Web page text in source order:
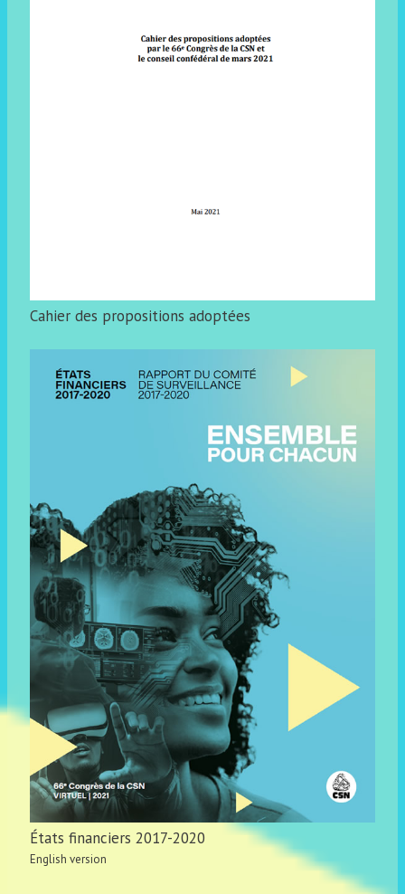
Cahier des propositions adoptées
États financiers 2017-2020
English version